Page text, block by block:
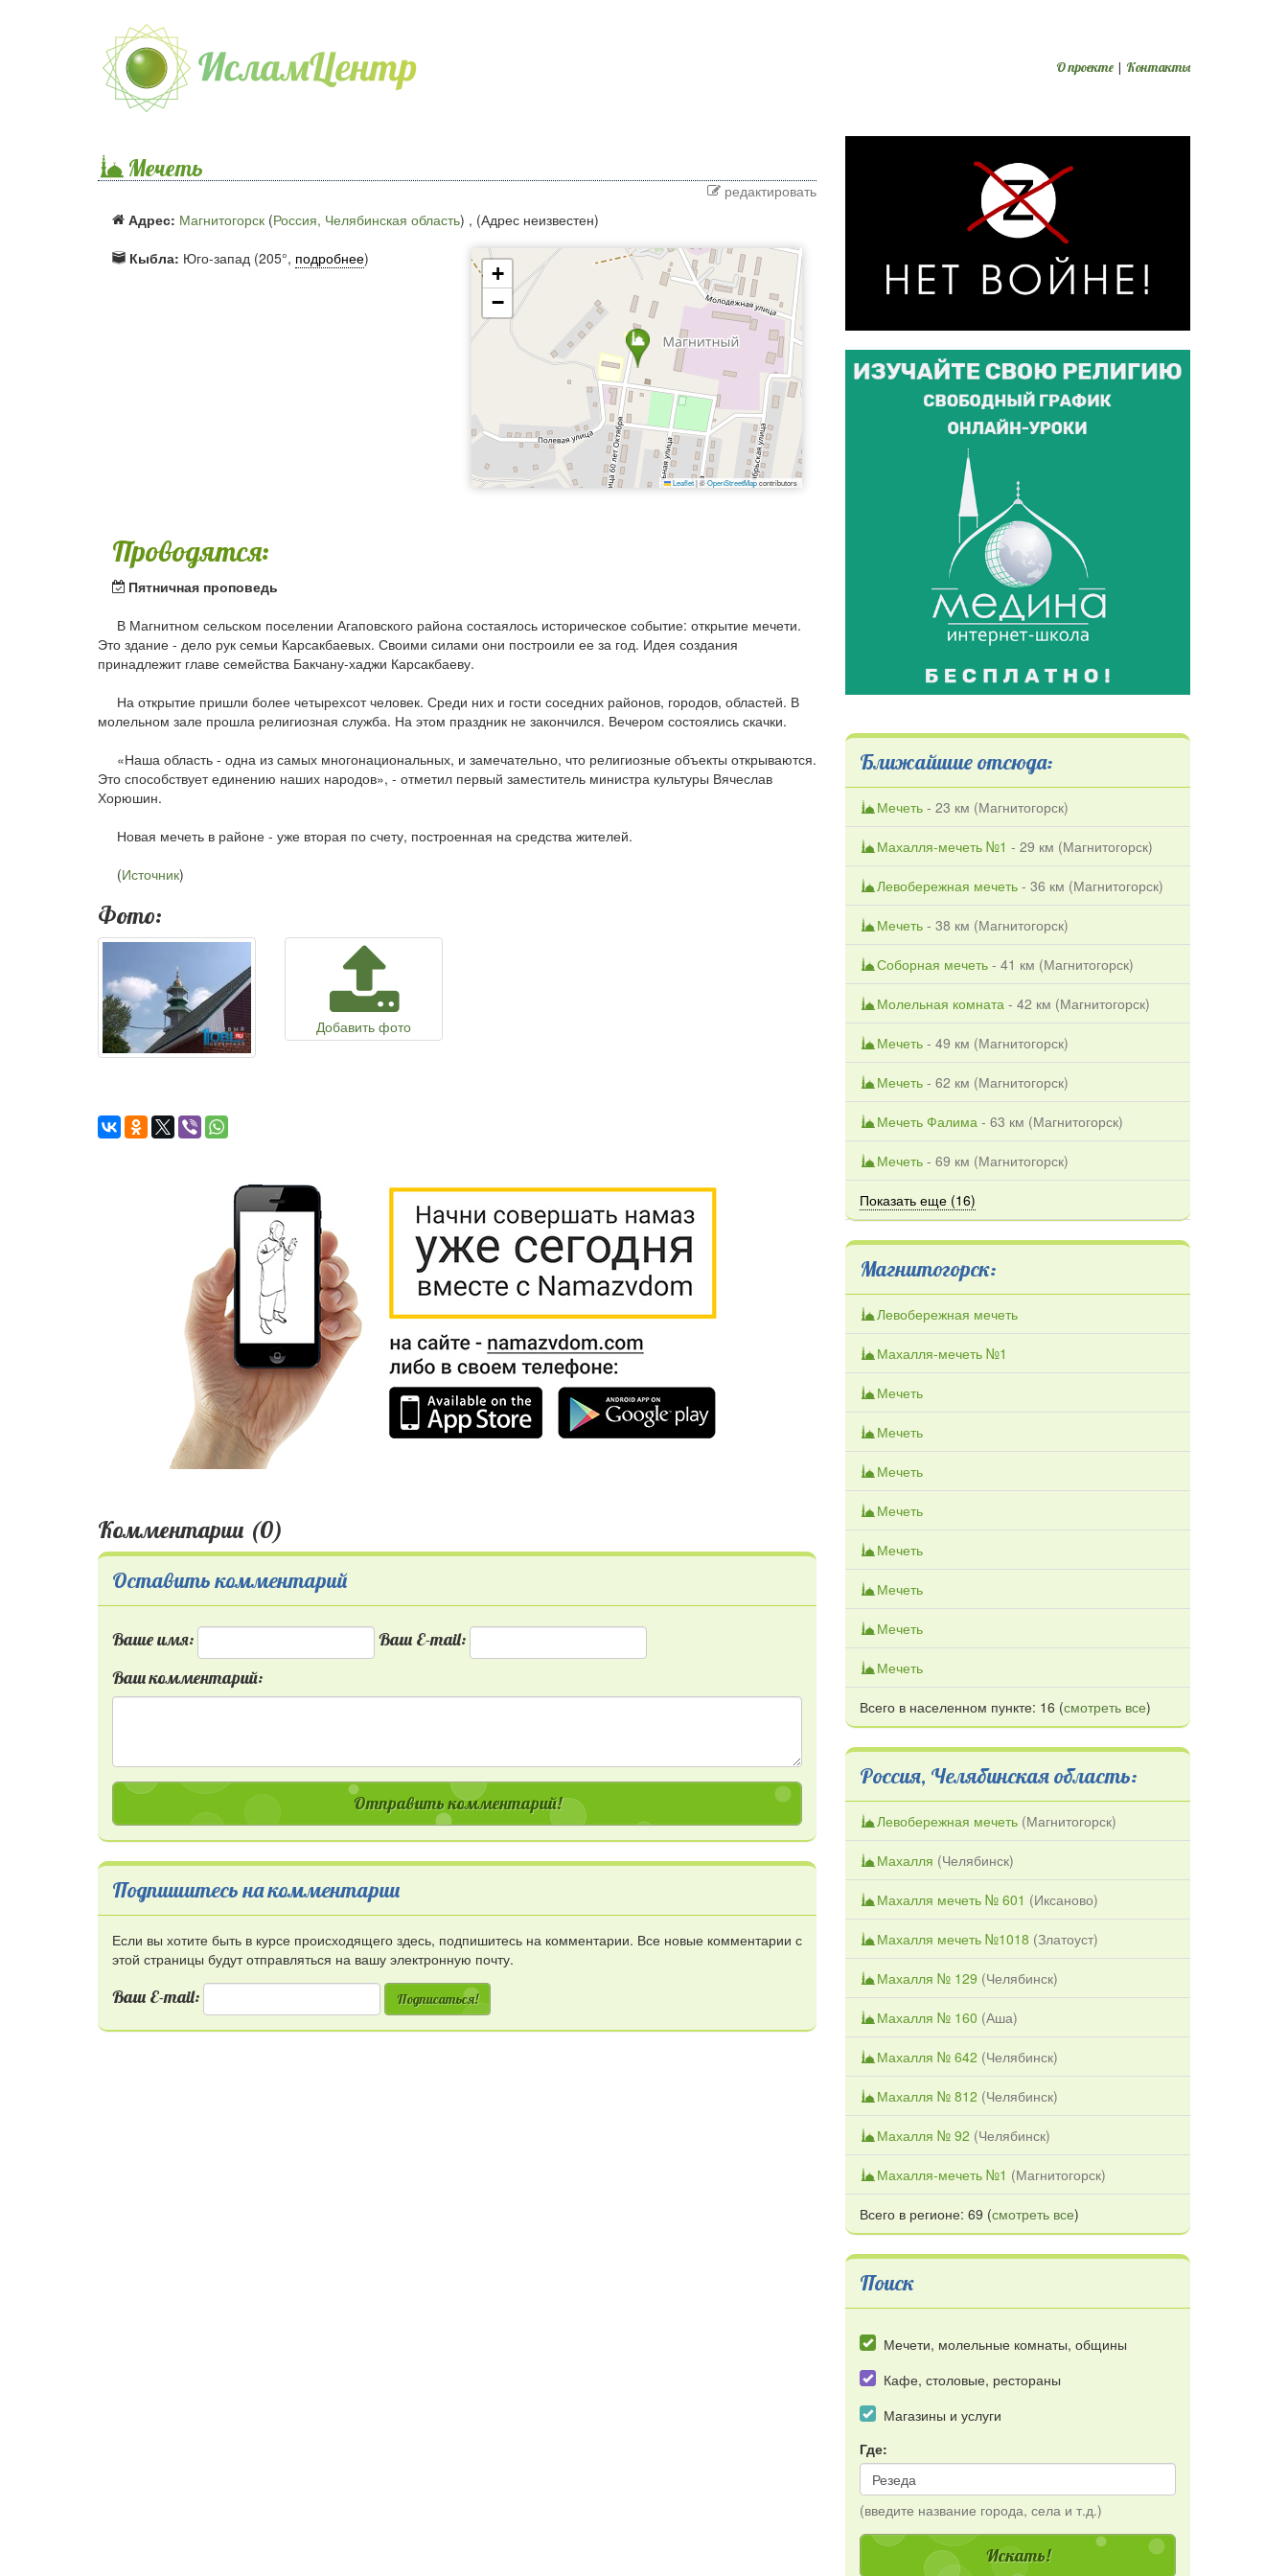
О проекте | Контакты
Мечеть
редактировать
Адрес: Магнитогорск (Россия, Челябинская область) , (Адрес неизвестен)
Кыбла: Юго-запад (205°, подробнее)
+
−
Leaflet|©OpenStreetMapcontributors
Проводятся:
Пятничная проповедь
В Магнитном сельском поселении Агаповского района состаялось историческое событие: открытие мечети.
Это здание - дело рук семьи Карсакбаевых. Своими силами они построили ее за год. Идея создания
принадлежит главе семейства Бакчану-хаджи Карсакбаеву.
На открытие пришли более четырехсот человек. Среди них и гости соседних районов, городов, областей. В
молельном зале прошла религиозная служба. На этом праздник не закончился. Вечером состоялись скачки.
«Наша область - одна из самых многонациональных, и замечательно, что религиозные объекты открываются.
Это способствует единению наших народов», - отметил первый заместитель министра культуры Вячеслав
Хорюшин.
Новая мечеть в районе - уже вторая по счету, построенная на средства жителей.
(Источник)
Фото:
Добавить фото
Комментарии (0)
Оставить комментарий
Ваше имя:
Ваш E-mail:
Ваш комментарий:
Отправить комментарий!
Подпишитесь на комментарии
Если вы хотите быть в курсе происходящего здесь, подпишитесь на комментарии. Все новые комментарии с
этой страницы будут отправляться на вашу электронную почту.
Ваш E-mail: Подписаться!
Ближайшие отсюда:
Мечеть - 23 км (Магнитогорск)
Махалля-мечеть №1 - 29 км (Магнитогорск)
Левобережная мечеть - 36 км (Магнитогорск)
Мечеть - 38 км (Магнитогорск)
Соборная мечеть - 41 км (Магнитогорск)
Молельная комната - 42 км (Магнитогорск)
Мечеть - 49 км (Магнитогорск)
Мечеть - 62 км (Магнитогорск)
Мечеть Фалима - 63 км (Магнитогорск)
Мечеть - 69 км (Магнитогорск)
Показать еще (16)
Магнитогорск:
Левобережная мечеть
Махалля-мечеть №1
Мечеть
Мечеть
Мечеть
Мечеть
Мечеть
Мечеть
Мечеть
Мечеть
Всего в населенном пункте: 16 (смотреть все)
Россия, Челябинская область:
Левобережная мечеть (Магнитогорск)
Махалля (Челябинск)
Махалля мечеть № 601 (Иксаново)
Махалля мечеть №1018 (Златоуст)
Махалля № 129 (Челябинск)
Махалля № 160 (Аша)
Махалля № 642 (Челябинск)
Махалля № 812 (Челябинск)
Махалля № 92 (Челябинск)
Махалля-мечеть №1 (Магнитогорск)
Всего в регионе: 69 (смотреть все)
Поиск
Мечети, молельные комнаты, общины
Кафе, столовые, рестораны
Магазины и услуги
Где:
(введите название города, села и т.д.)